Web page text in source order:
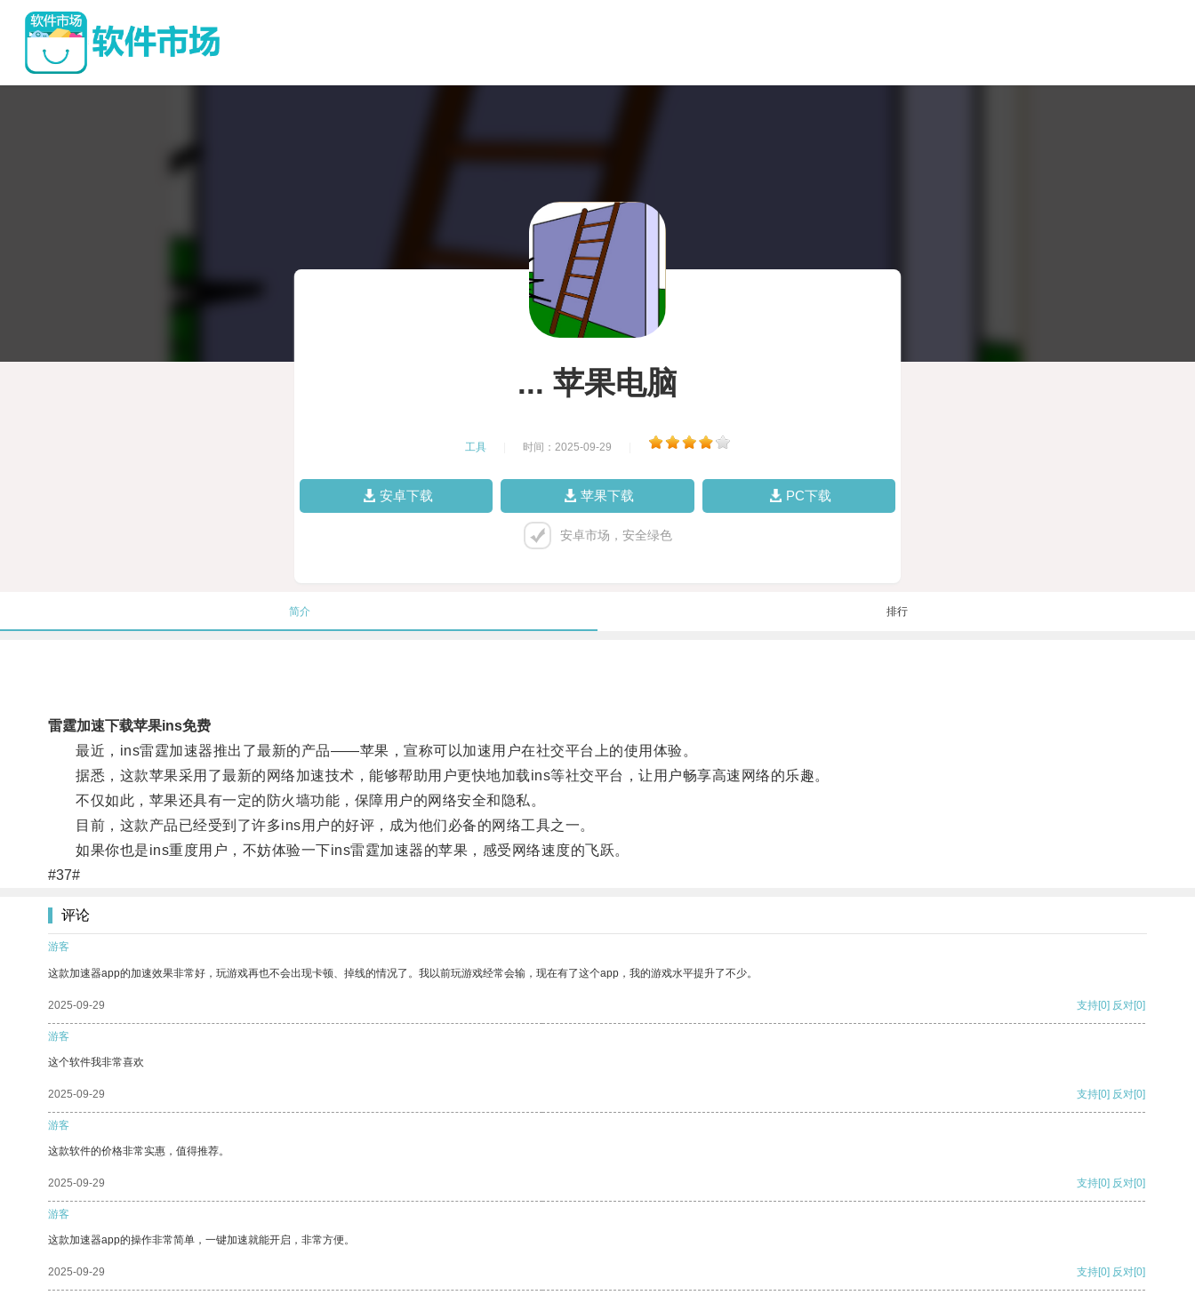
... 苹果电脑
工具 时间：2025-09-29
安卓下载 苹果下载 PC下载
安卓市场，安全绿色
简介 排行
雷霆加速下载苹果ins免费
最近，ins雷霆加速器推出了最新的产品——苹果，宣称可以加速用户在社交平台上的使用体验。
据悉，这款苹果采用了最新的网络加速技术，能够帮助用户更快地加载ins等社交平台，让用户畅享高速网络的乐趣。
不仅如此，苹果还具有一定的防火墙功能，保障用户的网络安全和隐私。
目前，这款产品已经受到了许多ins用户的好评，成为他们必备的网络工具之一。
如果你也是ins重度用户，不妨体验一下ins雷霆加速器的苹果，感受网络速度的飞跃。
#37#
评论
游客
这款加速器app的加速效果非常好，玩游戏再也不会出现卡顿、掉线的情况了。我以前玩游戏经常会输，现在有了这个app，我的游戏水平提升了不少。
2025-09-29 支持[0] 反对[0]
游客
这个软件我非常喜欢
2025-09-29 支持[0] 反对[0]
游客
这款软件的价格非常实惠，值得推荐。
2025-09-29 支持[0] 反对[0]
游客
这款加速器app的操作非常简单，一键加速就能开启，非常方便。
2025-09-29 支持[0] 反对[0]